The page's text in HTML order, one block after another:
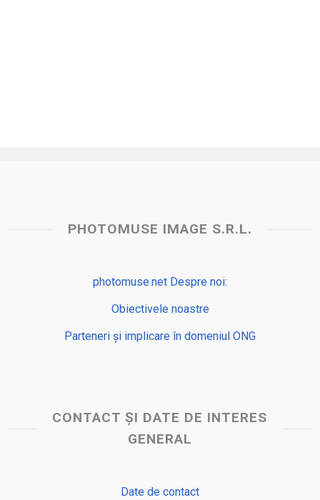
PHOTOMUSE IMAGE S.R.L.
photomuse.net Despre noi:
Obiectivele noastre
Parteneri și implicare în domeniul ONG
CONTACT ȘI DATE DE INTERES
GENERAL
Date de contact